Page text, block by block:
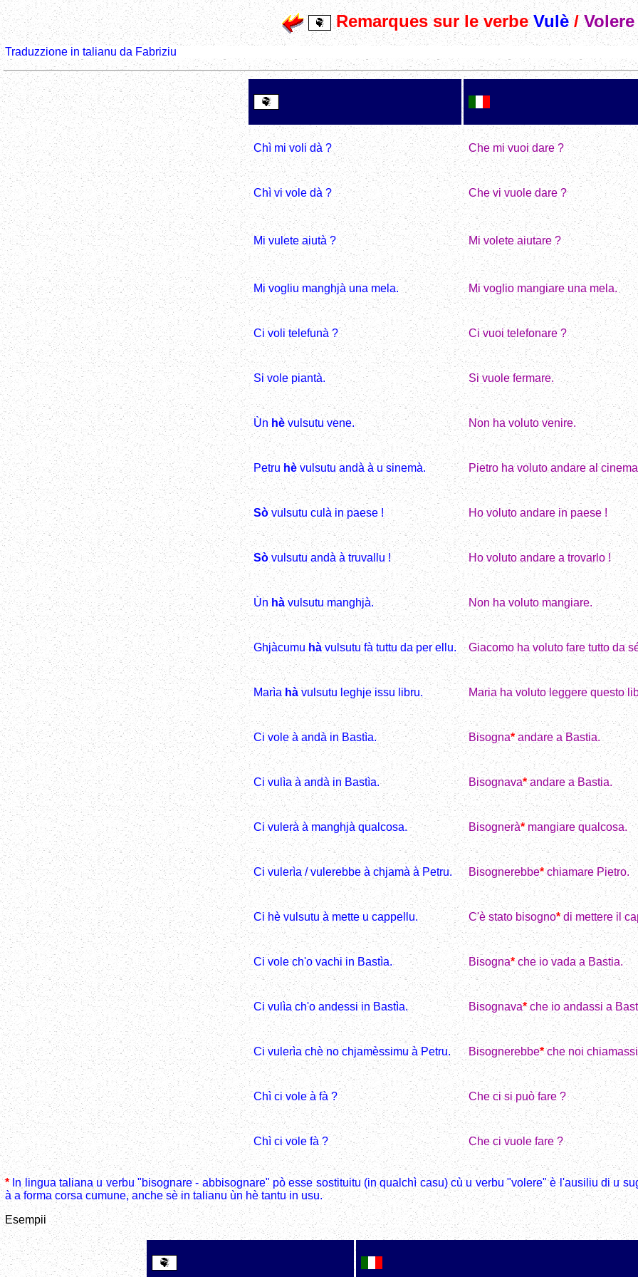
Remarques sur le verbeVulè/Volere
Traduzzione in talianu da Fabriziu
Chì mi voli dà ? Che mi vuoi dare ?
Chì vi vole dà ? Che vi vuole dare ?
Mi vulete aiutà ? Mi volete aiutare ?
Mi vogliu manghjà una mela. Mi voglio mangiare una mela.
Ci voli telefunà ? Ci vuoi telefonare ?
Si vole piantà. Si vuole fermare.
Ùn hèvulsutu vene. Non ha voluto venire.
Petru hè vulsutu andà à u sinemà. Pietro ha voluto andare al
Sòvulsutu culà in paese ! Ho voluto andare in paese !
Sòvulsutu andà à truvallu ! Ho voluto andare a trovarlo !
Ùnhà vulsutu manghjà. Non ha voluto mangiare.
Ghjàcumu hàvulsutu fà tuttu da per ellu. Giacomo ha voluto fare tutto da
Marìa hàvulsutu leghje issu libru. Maria ha voluto leggere questo
Ci vole à andà in Bastìa. Bisogna*andare a Bastia.
Ci vulìa à andà in Bastìa. Bisognava*andare a Bastia.
Ci vulerà à manghjà qualcosa. Bisognerà*mangiare qualcosa.
Ci vulerìa / vulerebbe à chjamà à Petru. Bisognerebbe*chiamare Pietro.
Ci hè vulsutu à mette u cappellu. C'è stato bisogno*di mettere il
Ci vole ch'o vachi in Bastìa. Bisogna* che io vada a Bastia.
Ci vulìa ch'o andessi in Bastìa. Bisognava*che io andassi a
Ci vulerìa chè no chjamèssimu à Petru. Bisognerebbe*che noi
Chì ci vole à fà ? Che ci si può fare ?
Chì ci vole fà ? Che ci vuole fare ?
* In lingua taliana u verbu "bisognare - abbisognare" pò esse sostituitu (in qualchì casu) cù u verbu "volere" è l'ausiliu di u
à a forma corsa cumune, anche sè in talianu ùn hè tantu in usu.
Esempii